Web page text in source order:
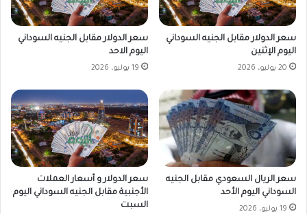
سعر الدولار مقابل الجنيه السوداني
اليوم الإثنين
20 يوليو، 2026
سعر الدولار مقابل الجنيه السوداني
اليوم الاحد
19 يوليو، 2026
سعر الريال السعودي مقابل الجنيه
السوداني اليوم الأحد
19 يوليو، 2026
سعر الدولار و أسعار العملات
الأجنبية مقابل الجنيه السوداني اليوم
السبت